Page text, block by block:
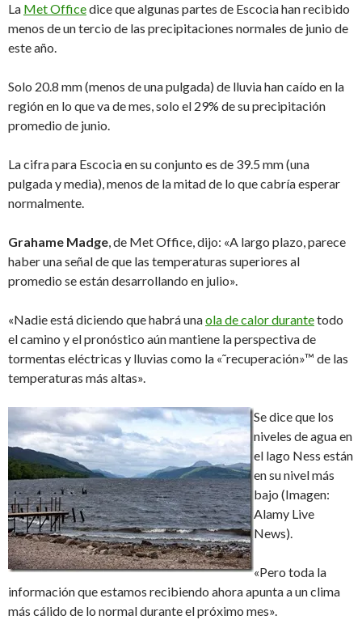
La Met Officedice que algunas partes de Escocia han recibido
menos de un tercio de las precipitaciones normales de junio de
este año.
Solo 20.8 mm (menos de una pulgada) de lluvia han caído en la
región en lo que va de mes, solo el 29% de su precipitación
promedio de junio.
La cifra para Escocia en su conjunto es de 39.5 mm (una
pulgada y media), menos de la mitad de lo que cabría esperar
normalmente.
Grahame Madge, de Met Office, dijo: «A largo plazo, parece
haber una señal de que las temperaturas superiores al
promedio se están desarrollando en julio».
«Nadie está diciendo que habrá unaola de calor durantetodo
el camino y el pronóstico aún mantiene la perspectiva de
tormentas eléctricas y lluvias como la «˜recuperación»™ de las
temperaturas más altas».
Se dice que los
niveles de agua en
el lago Ness están
en su nivel más
bajo (Imagen:
Alamy Live
News).
«Pero toda la
información que estamos recibiendo ahora apunta a un clima
más cálido de lo normal durante el próximo mes».